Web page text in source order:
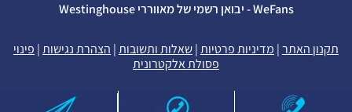
WeFans - יבואן רשמי של מאווררי Westinghouse
תקנון האתר| מדיניות פרטיות|שאלות ותשובות| הצהרת נגישות| פינוי
פסולת אלקטרונית